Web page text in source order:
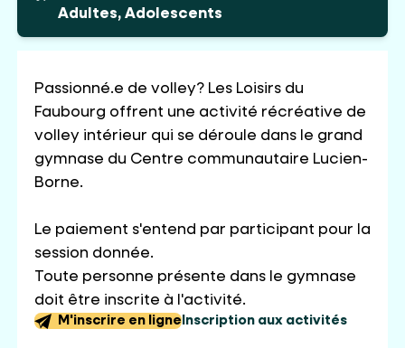
Adultes, Adolescents
Passionné.e de volley? Les Loisirs du
Faubourg offrent une activité récréative de
volley intérieur qui se déroule dans le grand
gymnase du Centre communautaire Lucien-
Borne.
Le paiement s'entend par participant pour la
session donnée.
Toute personne présente dans le gymnase
doit être inscrite à l'activité.
M'inscrire en ligne Inscription aux activités